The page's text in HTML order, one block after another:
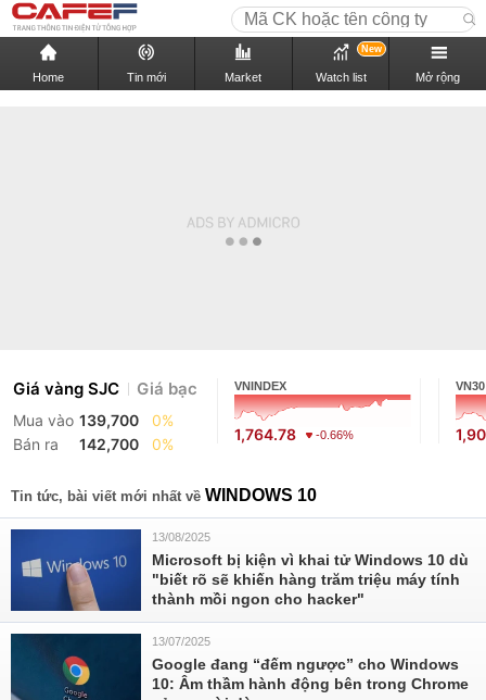
Home Tin mới Market Watch list
New
Mở rộng
Giá vàng SJC Giá bạc
Mua vào 139,700
0%
Bán ra
142,700 0%
VNINDEX
1,764.78 -0.66%
VN30
Tin tức, bài viết mới nhất về WINDOWS 10
13/08/2025
Microsoft bị kiện vì khai tử Windows 10 dù
"biết rõ sẽ khiến hàng trăm triệu máy tính
thành mồi ngon cho hacker"
13/07/2025
Google đang “đếm ngược” cho Windows
10: Âm thầm hành động bên trong Chrome